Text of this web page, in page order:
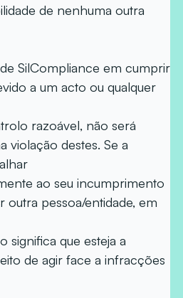
de nenhuma outra
SilCompliance em cumprir
a um acto ou qualquer
razoável, não será
violação destes. Se a
ao seu incumprimento
outra pessoa/entidade, em
significa que esteja a
de agir face a infracções